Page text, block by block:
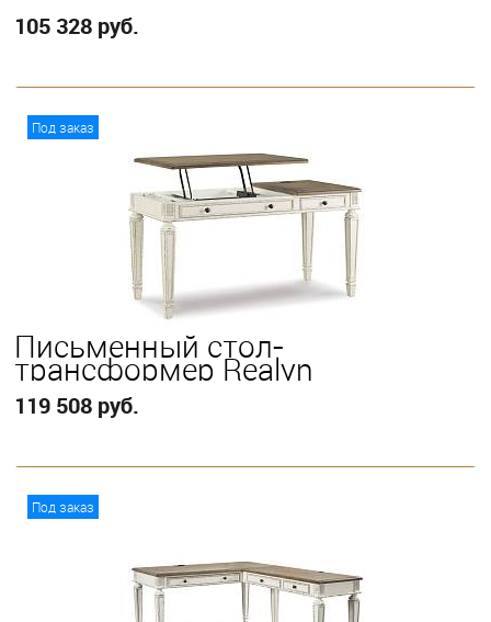
105 328 руб.
Под заказ
Письменный стол-
трансформер Realyn
119 508 руб.
Под заказ